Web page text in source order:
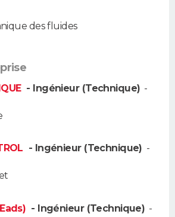
des fluides
- Ingénieur (Technique) -
- Ingénieur (Technique) -
- Ingénieur (Technique) -